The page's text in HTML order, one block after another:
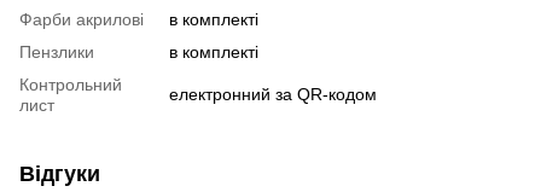
Фарби акрилові
в комплекті
Пензлики
в комплекті
Контрольний
лист
електронний за QR-кодом
Відгуки